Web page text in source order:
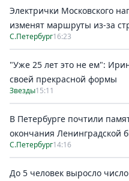
Электрички Московского
изменят маршруты из-за
С.Петербург16:23
"Уже 25 лет это не ем":
своей прекрасной формы
Звезды15:11
В Петербурге почтили
окончания Ленинградской
С.Петербург14:16
До 5 человек выросло